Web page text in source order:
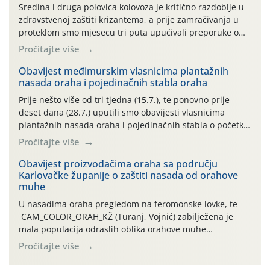
Sredina i druga polovica kolovoza je kritično razdoblje u
zdravstvenoj zaštiti krizantema, a prije zamračivanja u
proteklom smo mjesecu tri puta upućivali preporuke o
preventivnim mjerama zaštite krizantema od najčešćih
uzročnika bolesti, štetnika i fito-fagnih grinja (23.7., 14.7.,
06.7.)! Na početku ovog mjeseca je zabilježeno je
povijesno i ekstremno vruće meteorološko razdoblje, uz
najviše temperature […]
Pročitajte više
Obavijest međimurskim vlasnicima plantažnih
nasada oraha i pojedinačnih stabla oraha
Prije nešto više od tri tjedna (15.7.), te ponovno prije
deset dana (28.7.) uputili smo obavijesti vlasnicima
plantažnih nasada oraha i pojedinačnih stabla o početku
leta i ovogodišnjoj potrebi usmjerenog suzbijanja
orahove muhe (Rhagoletis completa)! Već dvanaest dana
traje drugi ovogodišnji “toplinski udar”, koji naročito
izražen zadnja šest dana (31.7.-05.8.), jer najviše
temperature zraka svakodnevno […]
Pročitajte više
Obavijest proizvođačima oraha sa području
Karlovačke županije o zaštiti nasada od orahove
muhe
U nasadima oraha pregledom na feromonske lovke, te
CAM_COLOR_ORAH_KŽ (Turanj, Vojnić) zabilježena je
mala populacija odraslih oblika orahove muhe
(Rhagoletis completa). Niska brojnost može se objasniti
činjenicom da je riječ o mladim nasadima s vrlo malim
Pročitajte više